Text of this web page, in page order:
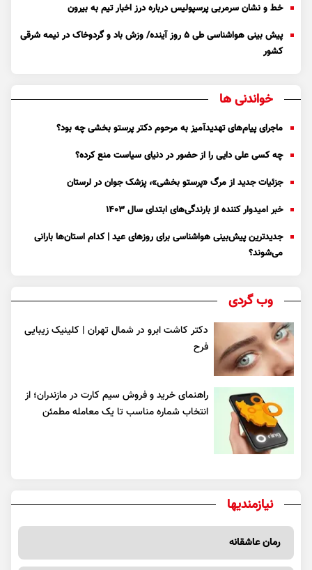
خط و نشان سرمربی پرسپولیس درباره درز اخبار تیم به بیرون
پیش بینی هواشناسی طی ۵ روز آینده/ وزش باد و گردوخاک در نیمه شرقی
کشور
خواندنی ها
ماجرای پیام‌های تهدیدآمیز به مرحوم دکتر پرستو بخشی چه بود؟
چه کسی علی دایی را از حضور در دنیای سیاست منع کرده؟
جزئیات جدید از مرگ «پرستو بخشی»، پزشک جوان در لرستان
خبر امیدوار کننده از بارندگی‌های ابتدای سال ۱۴۰۳
جدیدترین پیش‌بینی هواشناسی برای روزهای عید | کدام استان‌ها بارانی
می‌شوند؟
وب گردی
دکتر کاشت ابرو در شمال تهران | کلینیک زیبایی
فرح
راهنمای خرید و فروش سیم کارت در مازندران؛ از
انتخاب شماره مناسب تا یک معامله مطمئن
نیازمندیها
رمان عاشقانه